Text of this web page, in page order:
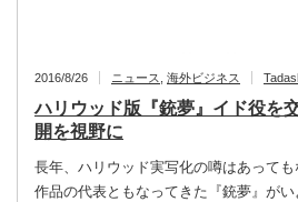
2016/8/26 ニュース 海外ビジネス
ハリウッド版『銃夢』イド役
開を視野に
長年、ハリウッド実写化の噂はあって
作品の代表ともなってきた『銃夢』が